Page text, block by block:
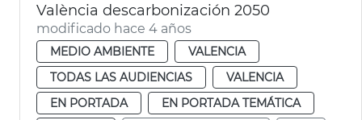
València descarbonización 2050
modificado hace 4 años
MEDIO AMBIENTE
VALENCIA
TODAS LAS AUDIENCIAS
VALENCIA
EN PORTADA
EN PORTADA TEMÁTICA